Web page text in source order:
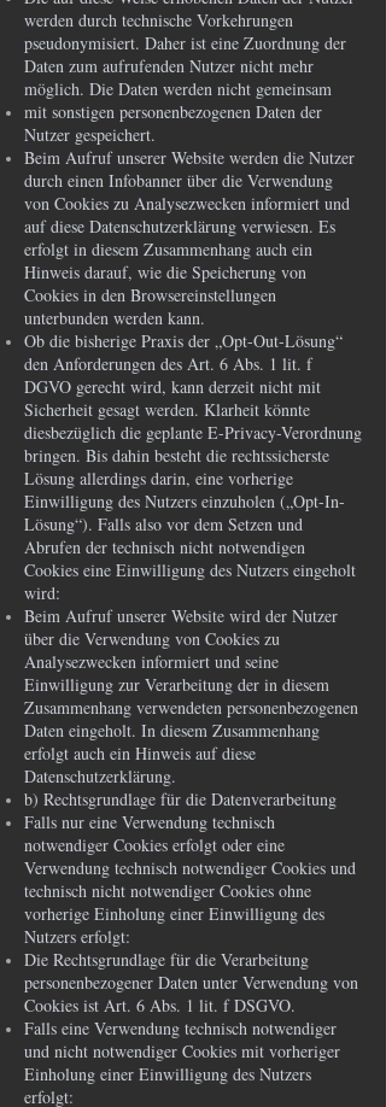
werden durch technische Vorkehrungen
pseudonymisiert. Daher ist eine Zuordnung der
Daten zum aufrufenden Nutzer nicht mehr
möglich. Die Daten werden nicht gemeinsam
mit sonstigen personenbezogenen Daten der
Nutzer gespeichert.
Beim Aufruf unserer Website werden die Nutzer
durch einen Infobanner über die Verwendung
von Cookies zu Analysezwecken informiert und
auf diese Datenschutzerklärung verwiesen. Es
erfolgt in diesem Zusammenhang auch ein
Hinweis darauf, wie die Speicherung von
Cookies in den Browsereinstellungen
unterbunden werden kann.
Ob die bisherige Praxis der „Opt-Out-Lösung“
den Anforderungen des Art. 6 Abs. 1 lit. f
DGVO gerecht wird, kann derzeit nicht mit
Sicherheit gesagt werden. Klarheit könnte
diesbezüglich die geplante E-Privacy-Verordnung
bringen. Bis dahin besteht die rechtssicherste
Lösung allerdings darin, eine vorherige
Einwilligung des Nutzers einzuholen („Opt-In-
Lösung“). Falls also vor dem Setzen und
Abrufen der technisch nicht notwendigen
Cookies eine Einwilligung des Nutzers eingeholt
wird:
Beim Aufruf unserer Website wird der Nutzer
über die Verwendung von Cookies zu
Analysezwecken informiert und seine
Einwilligung zur Verarbeitung der in diesem
Zusammenhang verwendeten personenbezogenen
Daten eingeholt. In diesem Zusammenhang
erfolgt auch ein Hinweis auf diese
Datenschutzerklärung.
b) Rechtsgrundlage für die Datenverarbeitung
Falls nur eine Verwendung technisch
notwendiger Cookies erfolgt oder eine
Verwendung technisch notwendiger Cookies und
technisch nicht notwendiger Cookies ohne
vorherige Einholung einer Einwilligung des
Nutzers erfolgt:
Die Rechtsgrundlage für die Verarbeitung
personenbezogener Daten unter Verwendung von
Cookies ist Art. 6 Abs. 1 lit. f DSGVO.
Falls eine Verwendung technisch notwendiger
und nicht notwendiger Cookies mit vorheriger
Einholung einer Einwilligung des Nutzers
erfolgt: